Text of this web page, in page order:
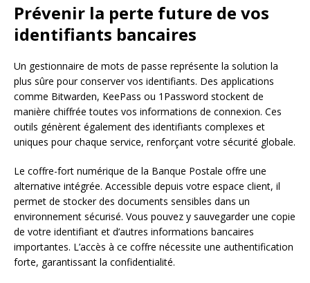
Prévenir la perte future de vos
identifiants bancaires
Un gestionnaire de mots de passe représente la solution la
plus sûre pour conserver vos identifiants. Des applications
comme Bitwarden, KeePass ou 1Password stockent de
manière chiffrée toutes vos informations de connexion. Ces
outils génèrent également des identifiants complexes et
uniques pour chaque service, renforçant votre sécurité globale.
Le coffre-fort numérique de la Banque Postale offre une
alternative intégrée. Accessible depuis votre espace client, il
permet de stocker des documents sensibles dans un
environnement sécurisé. Vous pouvez y sauvegarder une copie
de votre identifiant et d’autres informations bancaires
importantes. L’accès à ce coffre nécessite une authentification
forte, garantissant la confidentialité.